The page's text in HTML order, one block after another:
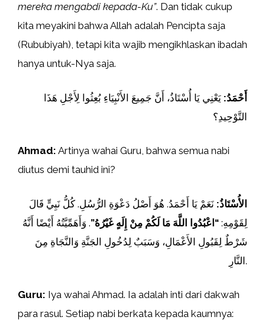
mereka mengabdi kepada-Ku”. Dan tidak cukup
kita meyakini bahwa Allah adalah Pencipta saja
(Rububiyah), tetapi kita wajib mengikhlaskan ibadah
hanya untuk-Nya saja.
أَحْمَدُ: يَعْنِي يَا أُسْتَاذُ، أَنَّ جَمِيعَ الأَنْبِيَاءِ بُعِثُوا لِأَجْلِ هَذَا
التَّوْحِيدِ؟
Ahmad: Artinya wahai Guru, bahwa semua nabi
diutus demi tauhid ini?
الأُسْتَاذُ: نَعَمْ يَا أَحْمَدُ. هُوَ أَصْلُ دَعْوَةِ الرُّسُلِ. كُلُّ نَبِيٍّ قَالَ
لِقَوْمِهِ: “اعْبُدُوا اللَّهَ مَا لَكُمْ مِنْ إِلَهٍ غَيْرُهُ”. وَأَهَمِّيَّتُهُ أَيْضًا أَنَّهُ
شَرْطٌ لِقَبُولِ الأَعْمَالِ، وَسَبَبٌ لِدُخُولِ الجَنَّةِ وَالنَّجَاةِ مِنَ
النَّارِ.
Guru: Iya wahai Ahmad. Ia adalah inti dari dakwah
para rasul. Setiap nabi berkata kepada kaumnya: